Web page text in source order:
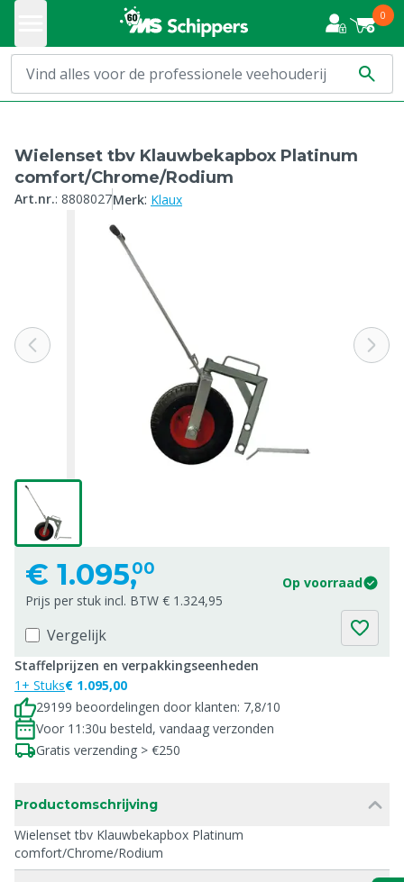
0
Wielenset tbv Klauwbekapbox Platinum
comfort/Chrome/Rodium
Art.nr.: 8808027Merk: Klaux
€ 1.095,00
Op voorraad
Prijs per stuk incl. BTW € 1.324,95
Vergelijk
Staffelprijzen en verpakkingseenheden
1+ Stuks€ 1.095,00
29199 beoordelingen door klanten: 7,8/10
Voor 11:30u besteld, vandaag verzonden
Gratis verzending > €250
Productomschrijving
Wielenset tbv Klauwbekapbox Platinum
comfort/Chrome/Rodium